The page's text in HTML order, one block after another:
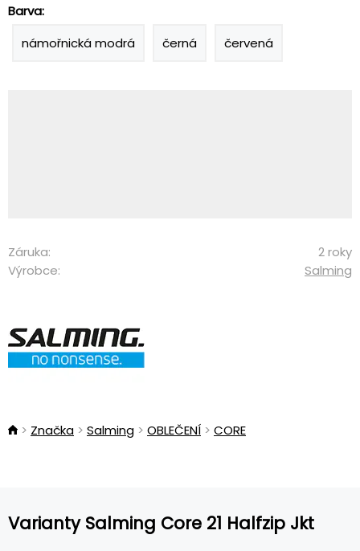
Barva:
námořnická modrá
černá červená
Záruka:
2 roky
Výrobce:
Salming
Značka Salming OBLEČENÍ CORE
Varianty Salming Core 21 Halfzip Jkt